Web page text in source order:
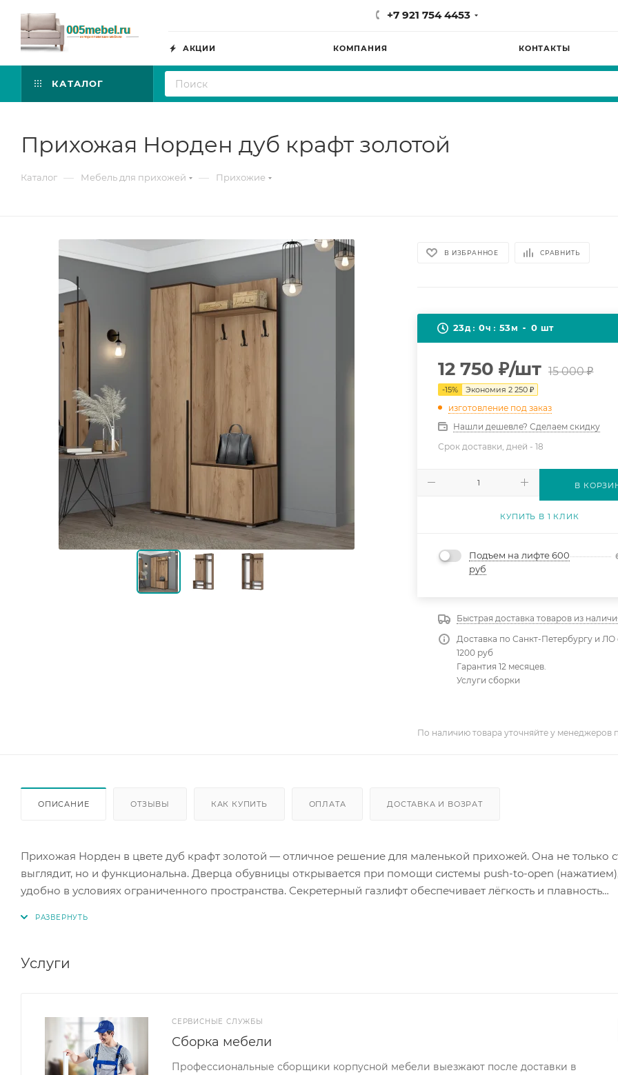
+7 921 754 4453
АКЦИИ КОМПАНИЯ КОНТАКТЫ
КАТАЛОГ
Прихожая Норден дуб крафт золотой
Каталог — Мебель для прихожей — Прихожие
В ИЗБРАННОЕ СРАВНИТЬ
23д 0ч 53м 0 шт
12 750 ₽/шт 15 000₽
-15% Экономия2 250 ₽
изготовление под заказ
Нашли дешевле? Сделаем скидку
Срок доставки, дней -18
В
КУПИТЬ В 1 КЛИК
Подъем на лифте 600
руб
Быстрая доставка товаров из
Доставка по Санкт-Петербургу и ЛО
1200 руб
Гарантия 12 месяцев.
Услуги сборки
По наличию товара уточняйте у менеджеров
ОПИСАНИЕ ОТЗЫВЫ КАК КУПИТЬ ОПЛАТА ДОСТАВКА И ВОЗРАТ
Прихожая Норден в цвете дуб крафт золотой — отличное решение для маленькой прихожей. Она не только
выглядит, но и функциональна. Дверца обувницы открывается при помощи системы push-to-open
удобно в условиях ограниченного пространства. Секретерный газлифт обеспечивает лёгкость и плавность
Услуги
СЕРВИСНЫЕ СЛУЖБЫ
Сборка мебели
Профессиональные сборщики корпусной мебели выезжают после доставки в